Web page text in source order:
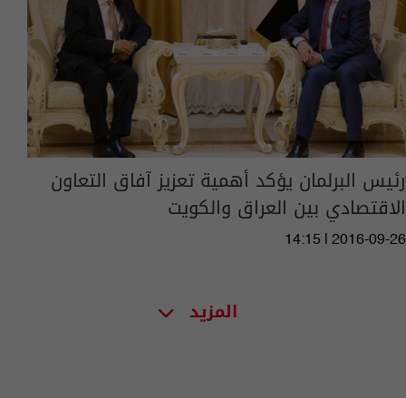
رئيس البرلمان يؤكد أهمية تعزيز آفاق التعاون
الاقتصادي بين العراق والكويت
14:15 | 2016-09-26
المزيد